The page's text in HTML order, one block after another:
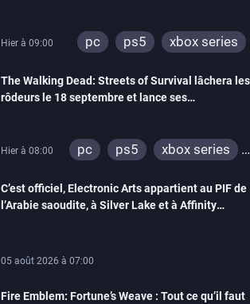
Hier à 09:00 pc ps5 xbox series
The Walking Dead: Streets of Survival lâchera les
rôdeurs le 18 septembre et lance ses
Hier à 08:00 pc ps5
xbox series
C’est officiel, Electronic Arts appartient au PIF de
l’Arabie saoudite, à Silver Lake et à Affinity
05 août 2026 à 07:00
Fire Emblem: Fortune’s Weave : Tout ce qu’il faut